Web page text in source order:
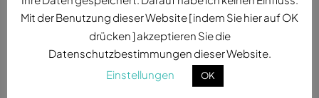
Neueste Beiträge
Mit der Benutzung dieser Website [ indem Sie hier auf OK
drücken ] akzeptieren Sie die
Datenschutzbestimmungen dieser Website.
Einstellungen
OK